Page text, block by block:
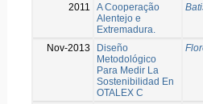
2011
A Cooperação
Alentejo e
Extremadura.
Nov-2013
Diseño
Metodológico
Para Medir La
Sostenibilidad En
OTALEX C